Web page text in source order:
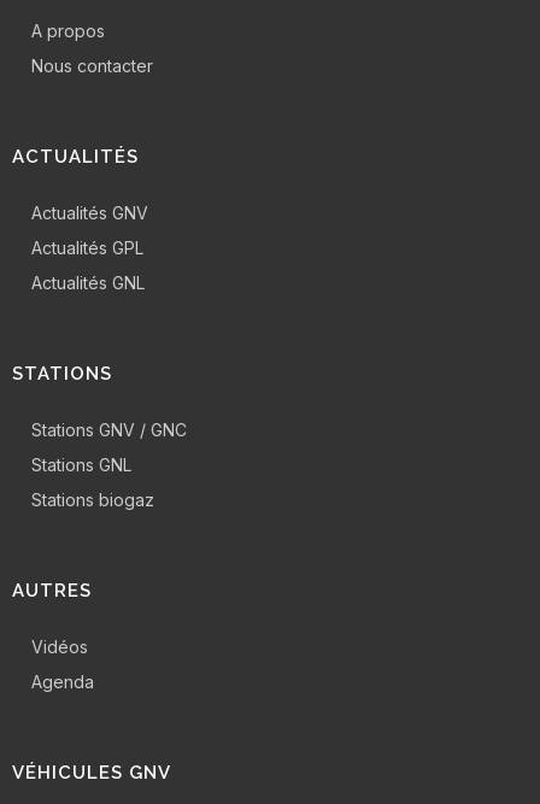
A propos
Nous contacter
ACTUALITÉS
Actualités GNV
Actualités GPL
Actualités GNL
STATIONS
Stations GNV / GNC
Stations GNL
Stations biogaz
AUTRES
Vidéos
Agenda
VÉHICULES GNV